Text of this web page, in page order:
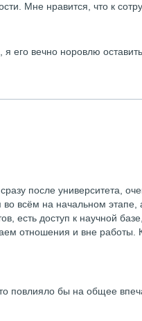
Мне нравится, что к
его вечно норовлю
после университета,
во всём на начальном
есть доступ к научной
отношения и вне работы.
повлияло бы на общее